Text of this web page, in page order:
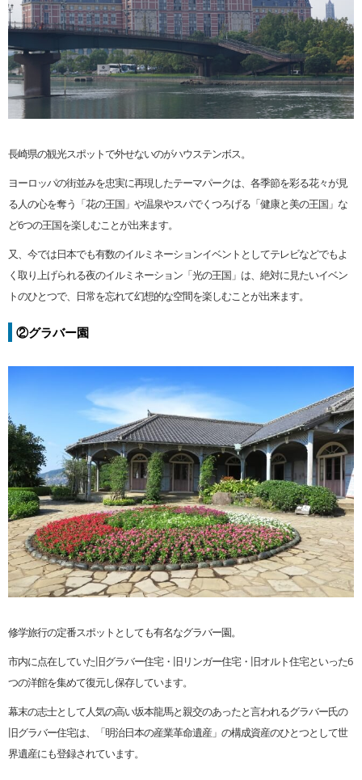
長崎県の観光スポットで外せないのがハウステンボス。
ヨーロッパの街並みを忠実に再現したテーマパークは、各季節を彩る花々が見
る人の心を奪う「花の王国」や温泉やスパでくつろげる「健康と美の王国」な
ど6つの王国を楽しむことが出来ます。
又、今では日本でも有数のイルミネーションイベントとしてテレビなどでもよ
く取り上げられる夜のイルミネーション「光の王国」は、絶対に見たいイベン
トのひとつで、日常を忘れて幻想的な空間を楽しむことが出来ます。
②グラバー園
修学旅行の定番スポットとしても有名なグラバー園。
市内に点在していた旧グラバー住宅・旧リンガー住宅・旧オルト住宅といった6
つの洋館を集めて復元し保存しています。
幕末の志士として人気の高い坂本龍馬と親交のあったと言われるグラバー氏の
旧グラバー住宅は、「明治日本の産業革命遺産」の構成資産のひとつとして世
界遺産にも登録されています。